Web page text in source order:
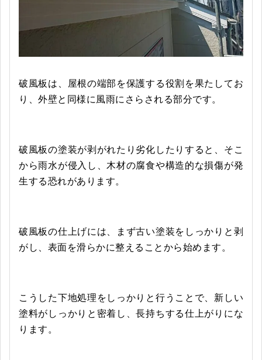
破風板は、屋根の端部を保護する役割を果たしてお
り、外壁と同様に風雨にさらされる部分です。
破風板の塗装が剥がれたり劣化したりすると、そこ
から雨水が侵入し、木材の腐食や構造的な損傷が発
生する恐れがあります。
破風板の仕上げには、まず古い塗装をしっかりと剥
がし、表面を滑らかに整えることから始めます。
こうした下地処理をしっかりと行うことで、新しい
塗料がしっかりと密着し、長持ちする仕上がりにな
ります。